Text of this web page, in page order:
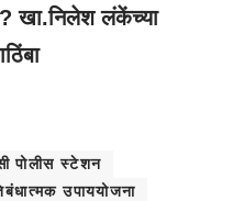
? खा.निलेश लंकेंच्या
पोलीस स्टेशन
उपाययोजना